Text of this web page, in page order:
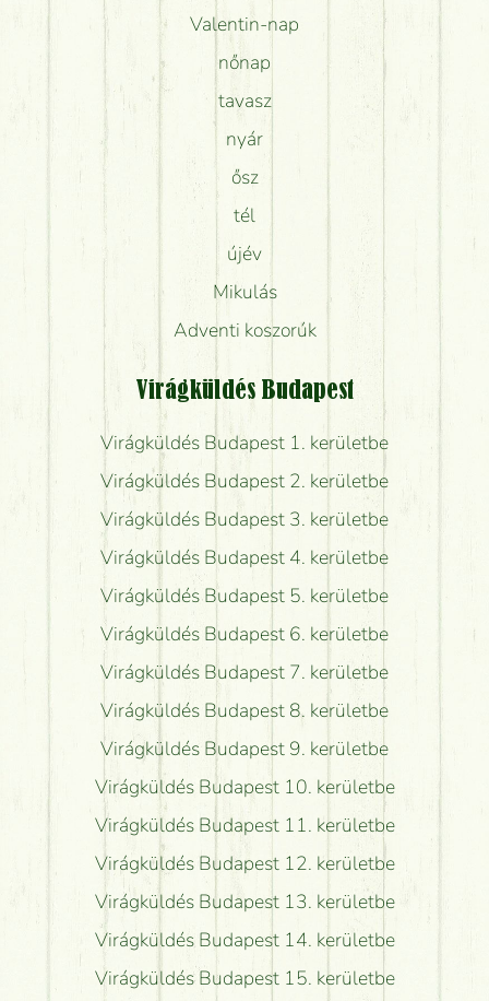
Valentin-nap
nőnap
tavasz
nyár
ősz
tél
újév
Mikulás
Adventi koszorúk
Virágküldés Budapest
Virágküldés Budapest 1. kerületbe
Virágküldés Budapest 2. kerületbe
Virágküldés Budapest 3. kerületbe
Virágküldés Budapest 4. kerületbe
Virágküldés Budapest 5. kerületbe
Virágküldés Budapest 6. kerületbe
Virágküldés Budapest 7. kerületbe
Virágküldés Budapest 8. kerületbe
Virágküldés Budapest 9. kerületbe
Virágküldés Budapest 10. kerületbe
Virágküldés Budapest 11. kerületbe
Virágküldés Budapest 12. kerületbe
Virágküldés Budapest 13. kerületbe
Virágküldés Budapest 14. kerületbe
Virágküldés Budapest 15. kerületbe